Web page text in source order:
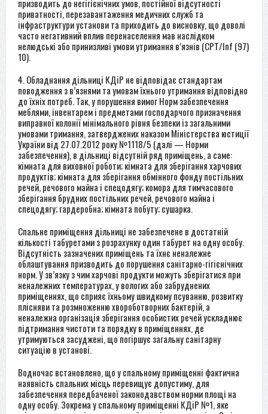
призводить до негігієнічних умов, постійної відсутності
приватності, перезавантаження медичних служб та
інфраструктури установи та приходить до висновку, що доволі
часто негативний вплив перенаселення мав наслідком
нелюдські або принизливі умови утримання в’язнів (CPT/Inf (97)
10).
4. Обладнання дільниці КДіР не відповідає стандартам
поводження з в’язнями та умовам їхнього утримання відповідно
до їхніх потреб. Так, у порушення вимог Норм забезпечення
меблями, інвентарем і предметами господарчого призначення
виправної колонії мінімального рівня безпеки із загальними
умовами тримання, затверджених наказом Міністерства юстиції
України від 27.07.2012 року №1118/5 (далі — Норми
забезпечення), в дільниці відсутній ряд приміщень, а саме:
кімната для виховної роботи; кімната для зберігання харчових
продуктів; кімната для зберігання обмінного фонду постільних
речей, речового майна і спецодягу; комора для тимчасового
зберігання брудних постільних речей, речового майна і
спецодягу; гардеробна; кімната побуту; сушарка.
Спальне приміщення дільниці не забезпечене в достатній
кількості табуретами з розрахунку один табурет на одну особу.
Відсутність зазначених приміщень та їхнє неналежне
облаштування призводить до порушення санітарно-гігієнічних
норм. У зв’язку з чим харчові продукти можуть зберігатися при
неналежних температурах, у вологих або забруднених
приміщеннях, що сприяє їхньому швидкому псуванню, розвитку
плісняви та розмноженню хвороботворних бактерій, а
неналежна організація зберігання особистих речей ускладнює
підтримання чистоти та порядку в приміщеннях, де
утримуються засуджені, що погіршує загальну санітарну
ситуацію в установі.
Водночас встановлено, що у спальному приміщенні фактична
наявність спальних місць перевищує допустиму, для
забезпечення передбаченої законодавством норми площі на
одну особу. Зокрема у спальному приміщенні КДіР №1, яке